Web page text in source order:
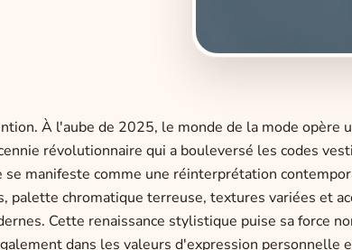
À l'aube de 2025, le monde de la mode opère
révolutionnaire qui a bouleversé les codes
manifeste comme une réinterprétation
chromatique terreuse, textures variées et
Cette renaissance stylistique puise sa force
dans les valeurs d'expression personnelle